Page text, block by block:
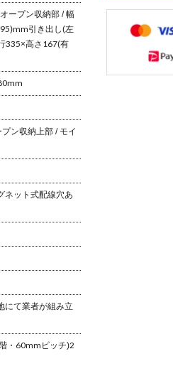
れ 北欧
オープン収納部 / 幅
引き出し(左
335×高さ167(有
ン収納上部 / モイ
ネット式配線穴あ
にて業者が組み立
・60mmピッチ)2